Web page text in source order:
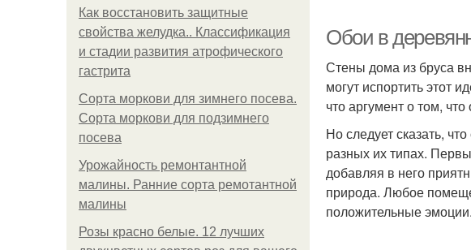
Как восстановить защитные
свойства желудка.. Классификация
и стадии развития атрофического
гастрита
Сорта моркови для зимнего посева.
Сорта моркови для подзимнего
посева
Урожайность ремонтантной
малины. Ранние сорта ремотантной
малины
Розы красно белые. 12 лучших
Обои в
Стены дома из бруса
могут испортить этот
что аргумент о том,
Но следует сказать,
разных их типах.
добавляя в него
природа. Любое
положительные эмоции.